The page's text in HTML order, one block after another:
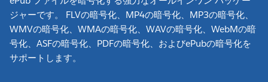
ジャーです。 FLVの暗号化、MP4の暗号化、MP3の暗号化、
WMVの暗号化、WMAの暗号化、WAVの暗号化、WebMの暗
号化、ASFの暗号化、PDFの暗号化、およびePubの暗号化を
サポートします。